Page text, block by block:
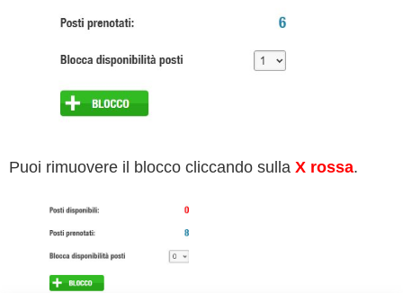
Puoi rimuovere il blocco cliccando sulla X rossa.